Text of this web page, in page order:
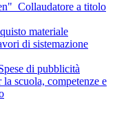
a titolo
materiale
di sistemazione
di pubblicità
scuola, competenze e